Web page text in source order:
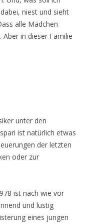
niest und sieht
alle Mädchen
in dieser Familie
unter den
ist natürlich etwas
der letzten
oder zur
ist nach wie vor
und lustig
eines jungen